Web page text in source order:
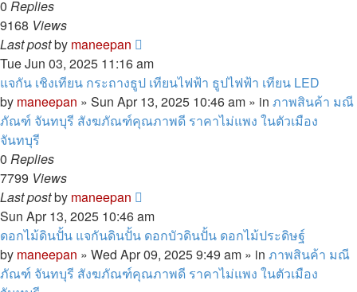
0 Replies
9168 Views
Last postby maneepan
Tue Jun 03, 2025 11:16 am
แจกัน เชิงเทียน กระถางธูป เทียนไฟฟ้า ธูปไฟฟ้า เทียน LED
by maneepan » Sun Apr 13, 2025 10:46 am » in ภาพสินค้า มณี
ภัณฑ์ จันทบุรี สังฆภัณฑ์คุณภาพดี ราคาไม่แพง ในตัวเมือง
จันทบุรี
0 Replies
7799 Views
Last postby maneepan
Sun Apr 13, 2025 10:46 am
ดอกไม้ดินปั้น แจกันดินปั้น ดอกบัวดินปั้น ดอกไม้ประดิษฐ์
by maneepan » Wed Apr 09, 2025 9:49 am » in ภาพสินค้า มณี
ภัณฑ์ จันทบุรี สังฆภัณฑ์คุณภาพดี ราคาไม่แพง ในตัวเมือง